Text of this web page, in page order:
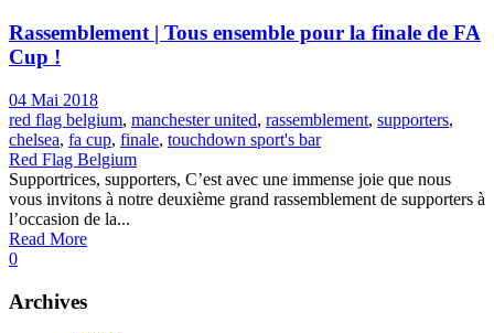
Rassemblement | Tous ensemble pour la finale de FA
Cup !
04 Mai 2018
red flag belgium, manchester united, rassemblement, supporters,
chelsea, fa cup, finale, touchdown sport's bar
Red Flag Belgium
Supportrices, supporters, C’est avec une immense joie que nous
vous invitons à notre deuxième grand rassemblement de supporters à
l’occasion de la...
Read More
0
Archives